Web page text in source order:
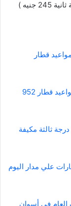
قطار
4 ساعات و نصف من بورسعيد إلى القاهرة .. مواعيد قطار 952
مواعيد 4 قطارات درجة ثالثة مكيفة
العام أقتربت.. مواعيد وأسعار 7 قطارات علي مدار اليوم